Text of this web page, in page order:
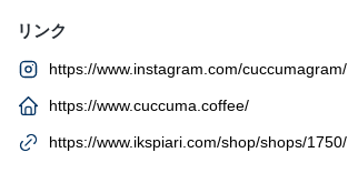
リンク
https://www.instagram.com/cuccumagram/
https://www.cuccuma.coffee/
https://www.ikspiari.com/shop/shops/1750/